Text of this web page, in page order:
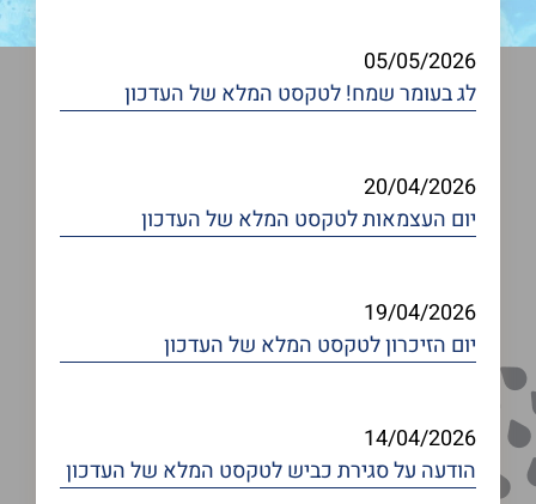
05/05/2026
לג בעומר שמח!לטקסט המלא של העדכון
20/04/2026
יום העצמאותלטקסט המלא של העדכון
19/04/2026
יום הזיכרוןלטקסט המלא של העדכון
14/04/2026
הודעה על סגירת כבישלטקסט המלא של העדכון